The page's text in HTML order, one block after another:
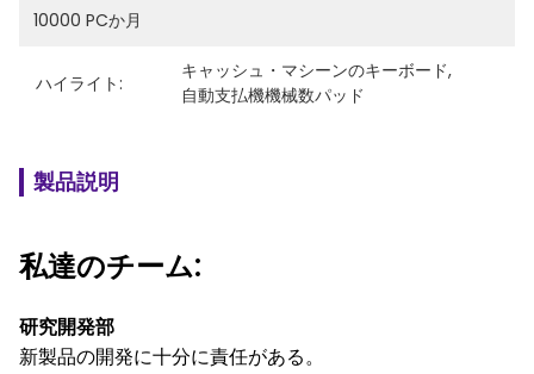
10000 PCか月
ハイライト:
キャッシュ・マシーンのキーボード,
自動支払機機械数パッド
製品説明
私達のチーム:
研究開発部
新製品の開発に十分に責任がある。